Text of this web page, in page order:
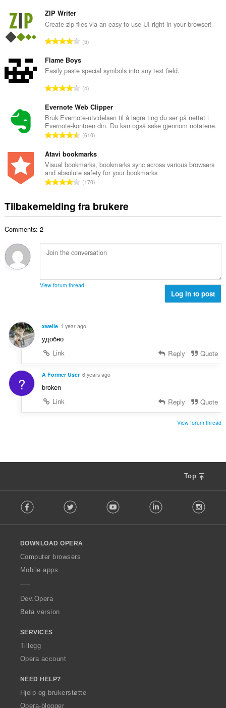
a
t
n
t
a
l
v
u
r
e
r
i
n
e
r
ZIP Writer
Create zip files via an easy-to-use UI right in your browser!
T
t
a
t
n
t
a
l
v
u
r
e
r
g
e
5
Flame Boys
Easily paste special symbols into any text field.
T
t
a
l
t
n
t
a
v
u
e
r
n
g
4
Evernote Web Clipper
Bruk Evernote-utvidelsen til å lagre ting du ser på nettet i
Evernote-kontoen din. Du kan også søke gjennom notatene.
T
t
a
l
t
n
t
l
v
d
n
:
610
Atavi bookmarks
Visual bookmarks, bookmarks sync across various browsers
and absolute safety for your bookmarks
T
t
a
a
n
l
r
d
i
n
:
170
Tilbakemelding fra brukere
Comments: 2
View forum thread
Log in to post
xwelle 1 year ago
удобно
Link
Reply Quote
? A Former User 6 years ago
broken
Link
Reply Quote
View forum thread
Top
o
w
O
p
a
Facebook Twitter Youtube LinkedIn
DOWNLOAD OPERA
Computer browsers
Mobile apps
Dev.Opera
Beta version
SERVICES
Tillegg
Opera account
NEED HELP?
Hjelp og brukerstøtte
Opera-blogger